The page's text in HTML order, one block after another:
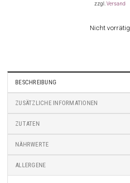
zzgl.Versand
Nicht vorrätig
BESCHREIBUNG
ZUSÄTZLICHE INFORMATIONEN
ZUTATEN
NÄHRWERTE
ALLERGENE